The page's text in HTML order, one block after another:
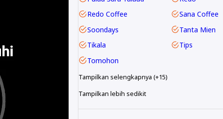
Redo Coffee
Sana Coffee
Soondays
Tanta Mien
Tikala
Tips
Tomohon
Tampilkan selengkapnya (+15)
Tampilkan lebih sedikit